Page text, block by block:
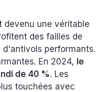
devenu une véritable
des failles de
performants.
En 2024, le
de 40 %. Les
touchées avec